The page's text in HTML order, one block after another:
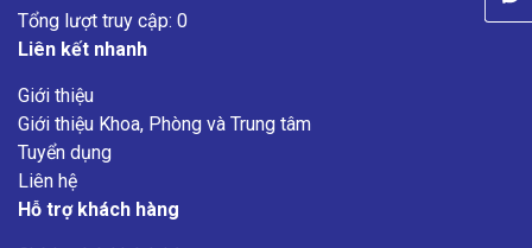
Tổng lượt truy cập: 0
Liên kết nhanh
Giới thiệu
Giới thiệu Khoa, Phòng và Trung tâm
Tuyển dụng
Liên hệ
Hỗ trợ khách hàng